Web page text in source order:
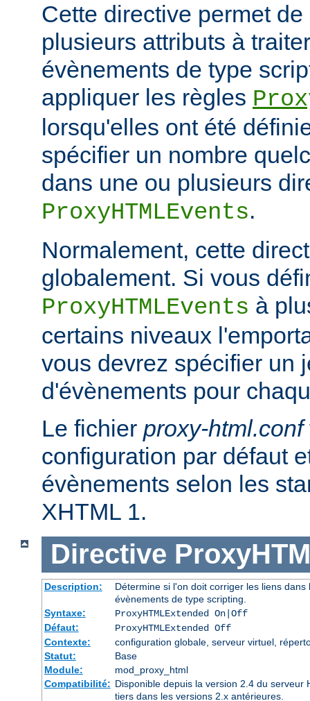
Cette directive permet
plusieurs attributs à
évènements de type
appliquer les règles
lorsqu'elles ont été
spécifier un nombre
dans une ou plusieurs
ProxyHTMLEvents.
Normalement, cette
globalement. Si vous
ProxyHTMLEvents à
certains niveaux
vous devrez spécifier un
d'évènements pour
Le fichier proxy-html.conf
configuration par défaut
évènements selon les
XHTML 1.
Directive
Description:
Détermine si l'on doit corriger les liens
évènements de type scripting.
Syntaxe:
ProxyHTMLExtended On|Off
Défaut:
ProxyHTMLExtended Off
Contexte:
configuration globale, serveur virtuel,
Statut:
Base
Module:
mod_proxy_html
Compatibilité: Disponible depuis la version 2.4 du serveur
tiers dans les versions 2.x antérieures.